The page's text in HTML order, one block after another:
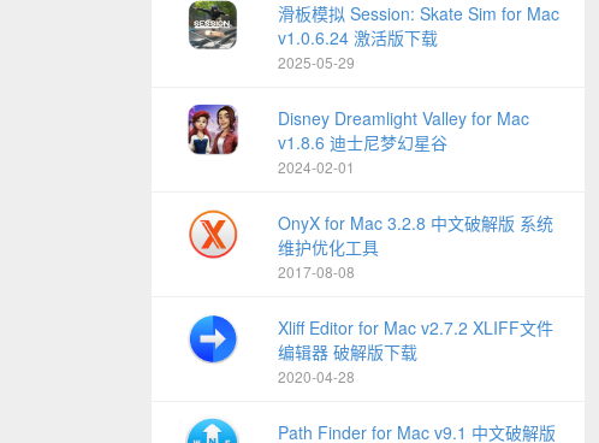
滑板模拟 Session: Skate Sim for Mac
v1.0.6.24 激活版下载
2025-05-29
Disney Dreamlight Valley for Mac
v1.8.6 迪士尼梦幻星谷
2024-02-01
OnyX for Mac 3.2.8 中文破解版 系统
维护优化工具
2017-08-08
Xliff Editor for Mac v2.7.2 XLIFF文件
编辑器 破解版下载
2020-04-28
Path Finder for Mac v9.1 中文破解版